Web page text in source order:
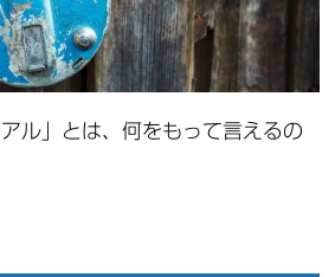
アル」とは、何をもって言えるの